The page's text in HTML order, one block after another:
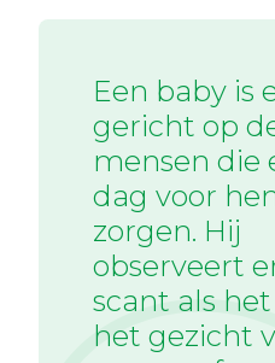
Een baby is
gericht op
mensen die
dag voor
zorgen. Hij
observeert
scant als
het gezicht